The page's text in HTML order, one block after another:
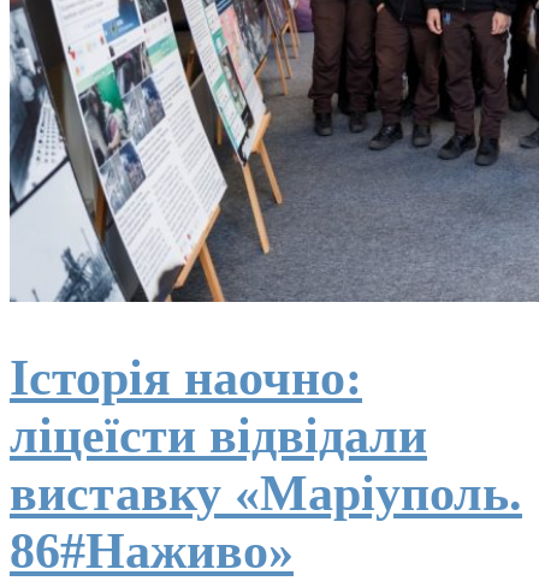
Історія наочно:
ліцеїсти відвідали
виставку «Маріуполь.
86#Наживо»